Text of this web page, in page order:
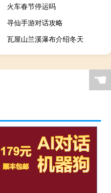
火车春节停运吗
寻仙手游对话攻略
瓦屋山兰溪瀑布介绍冬天
☚